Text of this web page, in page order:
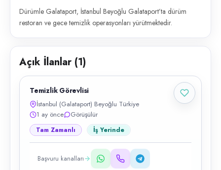
Dürümle Galataport, İstanbul Beyoğlu Galataport’ta dürüm
restoran ve gece temizlik operasyonları yürütmektedir.
Açık İlanlar (1)
Temizlik Görevlisi
İstanbul (Galataport) Beyoğlu Türkiye
1 ay önce
Görüşülür
Tam Zamanlı İş Yerinde
Başvuru kanalları